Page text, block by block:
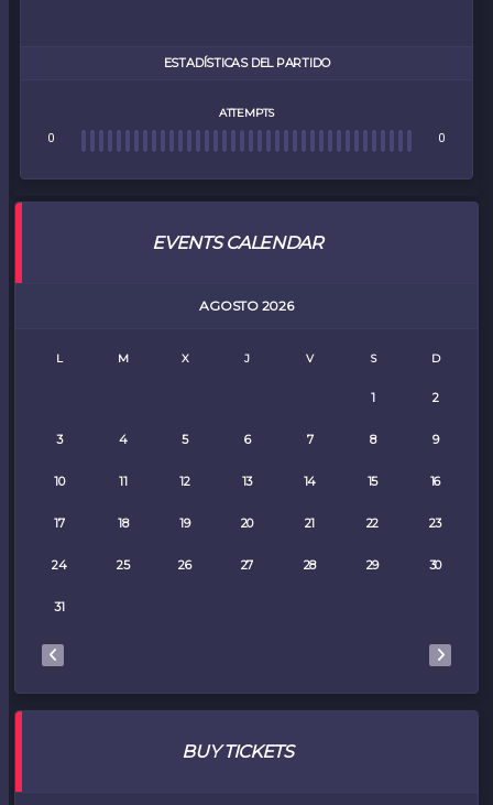
ESTADÍSTICAS DEL PARTIDO
ATTEMPTS
0
0
RUSHING YARDS
0
EVENTS CALENDAR
AGOSTO 2026
L M X J V S D
1 2
3 4 5 6 7 8 9
10 11 12 13 14 15 16
17 18 19 20 21 22 23
24 25 26 27 28 29 30
31
BUY TICKETS